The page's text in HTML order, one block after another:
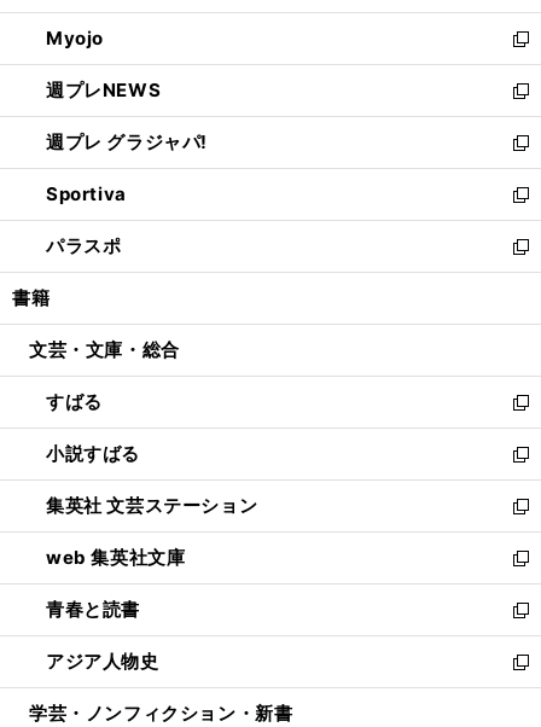
開
く
ウ
で
開
く
ン
ド
ウ
で
開
く
ウ
ィ
ン
ド
ウ
で
開
く
Myojo
新
し
い
ウ
ィ
ン
ド
ウ
で
開
週プレNEWS
新
し
い
ウ
ィ
ン
ド
ウ
開
週プレ グラジャパ!
新
し
い
ウ
ィ
ン
ウ
開
く
Sportiva
新
し
い
ウ
ン
ウ
で
開
く
パラスポ
新
し
ウ
ン
ド
ウ
で
開
く
書籍
文芸・文庫・総合
すばる
新
し
い
ウ
ィ
ン
ド
ウ
で
開
く
小説すばる
新
し
い
ウ
ィ
ン
ド
ウ
で
開
集英社 文芸ステーション
新
し
い
ウ
ィ
ン
ド
ウ
web 集英社文庫
新
し
い
ウ
ィ
ン
青春と読書
新
し
い
ウ
アジア人物史
新
し
学芸・ノンフィクション・新書